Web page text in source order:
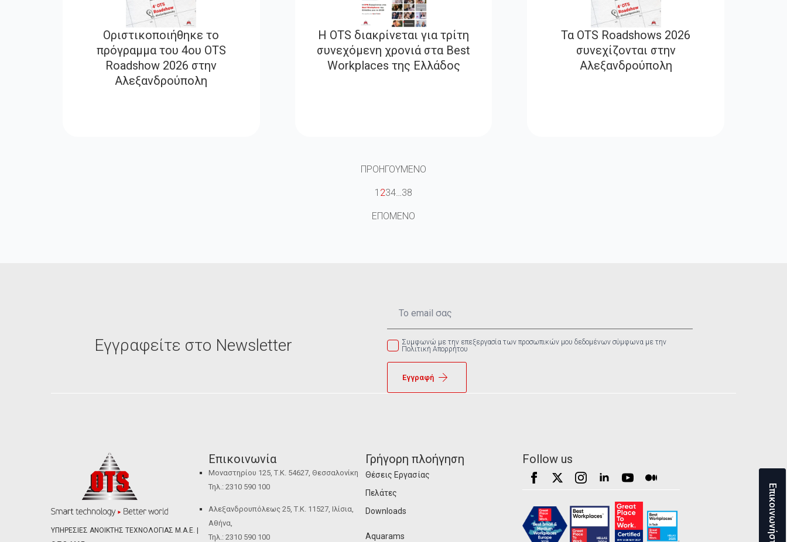
Οριστικοποιήθηκε το
πρόγραμμα του 4ου OTS
Roadshow 2026 στην
Αλεξανδρούπολη
Η OTS διακρίνεται για τρίτη
συνεχόμενη χρονιά στα Best
Workplaces της Ελλάδος
Τα OTS Roadshows 2026
συνεχίζονται στην
Αλεξανδρούπολη
ΠΡΟΗΓΟΥΜΕΝΟ
1 234 38
ΕΠΟΜΕΝΟ
Εγγραφείτε στο Newsletter
Συμφωνώ με την επεξεργασία των προσωπικών μου δεδομένων σύμφωνα με την
Πολιτική Απορρήτου
Εγγραφή
ΥΠΗΡΕΣΙΕΣ ΑΝΟΙΚΤΗΣ ΤΕΧΝΟΛΟΓΙΑΣ Μ.Α.Ε. |
Επικοινωνία
Μοναστηρίου 125, Τ.Κ. 54627, Θεσσαλονίκη
Τηλ.: 2310 590 100
Αλεξανδρουπόλεως 25, Τ.Κ. 11527, Ιλίσια,
Αθήνα,
Τηλ.: 2310 590 100
Γρήγορη πλοήγηση
Θέσεις Εργασίας
Πελάτες
Downloads
Aquarams
Follow us